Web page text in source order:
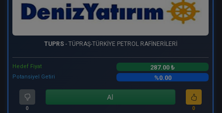
TUPRS- TÜPRAŞ-TÜRKİYE PETROL RAFİNERİLERİ
Hedef Fiyat 287.00 ₺
Potansiyel Getiri %0.00
0
Al
0